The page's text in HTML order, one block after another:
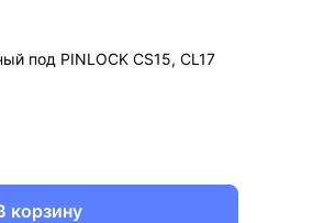
под PINLOCK CS15, CL17
корзину